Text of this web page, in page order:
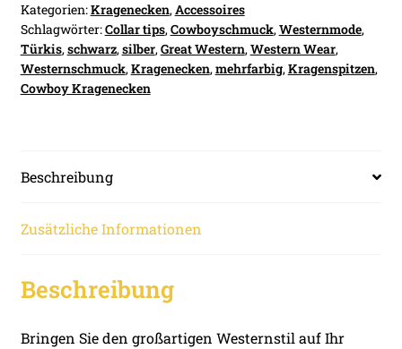
Kategorien:Kragenecken,Accessoires
Schlagwörter:Collar tips,Cowboyschmuck,Westernmode,
Türkis,schwarz,silber,Great Western,Western Wear,
Westernschmuck,Kragenecken,mehrfarbig,Kragenspitzen,
Cowboy Kragenecken
Beschreibung
Zusätzliche Informationen
Beschreibung
Bringen Sie den großartigen Westernstil auf Ihr